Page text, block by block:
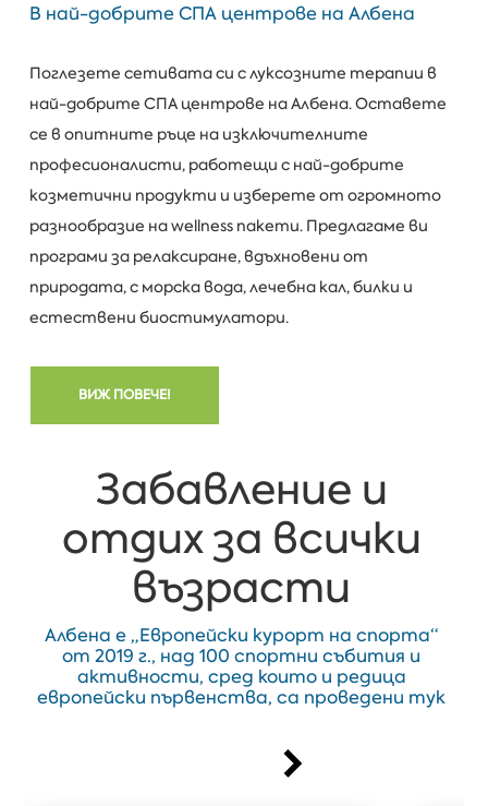
В най-добрите СПА центрове на Албена
Поглезете сетивата си с луксозните терапии в
най-добрите СПА центрове на Албена. Оставете
се в опитните ръце на изключителните
професионалисти, работещи с най-добрите
козметични продукти и изберете от огромното
разнообразие на wellness пакети. Предлагаме ви
програми за релаксиране, вдъхновени от
природата, с морска вода, лечебна кал, билки и
естествени биостимулатори.
ВИЖ ПОВЕЧЕ!
Забавление и
отдих за всички
възрасти
Албена е „Европейски курорт на спорта“
от 2019 г., над 100 спортни събития и
активности, сред които и редица
европейски първенства, са проведени тук